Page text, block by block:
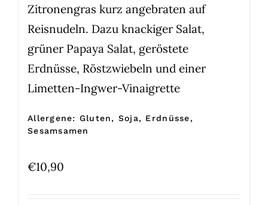
Zitronengras kurz angebraten auf
Reisnudeln. Dazu knackiger Salat,
grüner Papaya Salat, geröstete
Erdnüsse, Röstzwiebeln und einer
Limetten-Ingwer-Vinaigrette
Allergene: Gluten, Soja, Erdnüsse,
Sesamsamen
€10,90